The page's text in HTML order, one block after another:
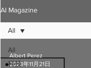
AI Magazine
All
科技
All
Albert Perez
2023年11月21日